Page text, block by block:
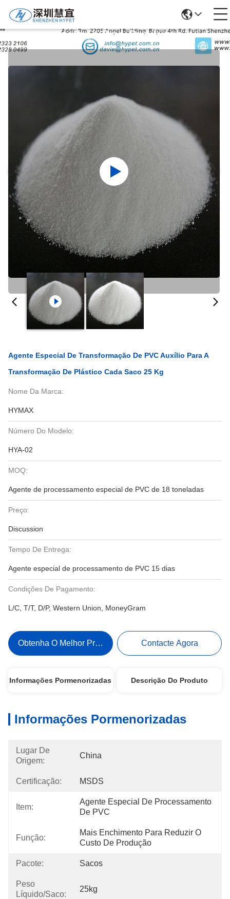
Detalhes Dos Produtos
Agente Especial De Transformação De PVC Auxílio Para A
Transformação De Plástico Cada Saco 25 Kg
Nome Da Marca:
HYMAX
Número Do Modelo:
HYA-02
MOQ:
Agente de processamento especial de PVC de 18 toneladas
Preço:
Discussion
Tempo De Entrega:
Agente especial de processamento de PVC 15 dias
Condições De Pagamento:
L/C, T/T, D/P, Western Union, MoneyGram
Obtenha O Melhor Preço Contacte Agora
Informações Pormenorizadas Descrição Do Produto
Informações Pormenorizadas
Lugar De
Origem:
China
Certificação: MSDS
Item:
Agente Especial De Processamento
De PVC
Função:
Mais Enchimento Para Reduzir O
Custo De Produção
Pacote: Sacos
Peso
Líquido/Saco:
25kg